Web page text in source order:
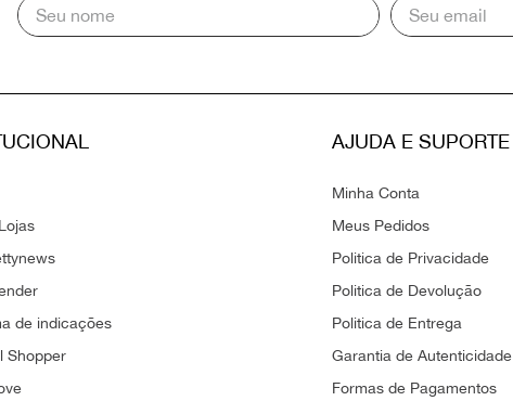
de indicações
Shopper
AJUDA E SUPORTE
Minha Conta
Meus Pedidos
Politica de Privacidade
Politica de Devolução
Politica de Entrega
Garantia de Autenticidade
Formas de Pagamentos